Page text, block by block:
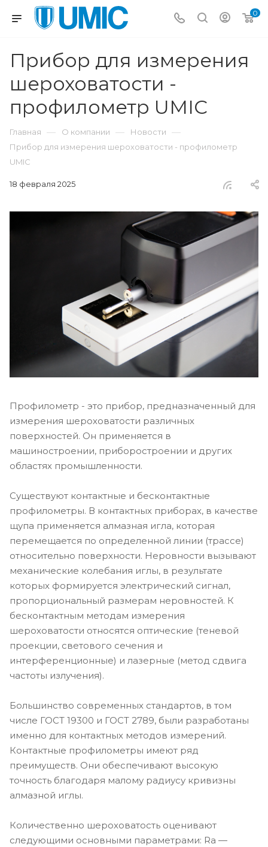
0
Прибор для измерения
шероховатости -
профилометр UMIC
Главная — О компании — Новости —
Прибор для измерения шероховатости - профилометр
UMIC
18 февраля 2025
Профилометр - это прибор, предназначенный для
измерения шероховатости различных
поверхностей. Он применяется в
машиностроении, приборостроении и других
областях промышленности.
Существуют контактные и бесконтактные
профилометры. В контактных приборах, в качестве
щупа применяется алмазная игла, которая
перемещается по определенной линии (трассе)
относительно поверхности. Неровности вызывают
механические колебания иглы, в результате
которых формируется электрический сигнал,
пропорциональный размерам неровностей. К
бесконтактным методам измерения
шероховатости относятся оптические (теневой
проекции, светового сечения и
интерференционные) и лазерные (метод сдвига
частоты излучения).
Большинство современных стандартов, в том
числе ГОСТ 19300 и ГОСТ 2789, были разработаны
именно для контактных методов измерений.
Контактные профилометры имеют ряд
преимуществ. Они обеспечивают высокую
точность благодаря малому радиусу кривизны
алмазной иглы.
Количественно шероховатость оценивают
следующими основными параметрами: Ra —